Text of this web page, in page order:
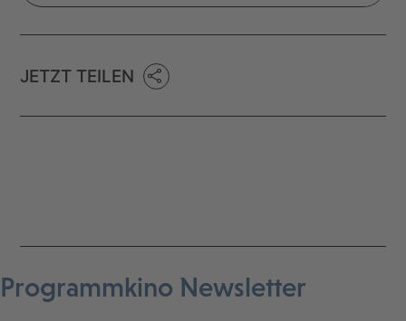
JETZT TEILEN
Programmkino Newsletter